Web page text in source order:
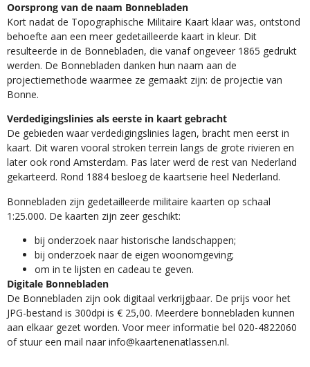
Oorsprong van de naam Bonnebladen
Kort nadat de Topographische Militaire Kaart klaar was, ontstond
behoefte aan een meer gedetailleerde kaart in kleur. Dit
resulteerde in de Bonnebladen, die vanaf ongeveer 1865 gedrukt
werden. De Bonnebladen danken hun naam aan de
projectiemethode waarmee ze gemaakt zijn: de projectie van
Bonne.
Verdedigingslinies als eerste in kaart gebracht
De gebieden waar verdedigingslinies lagen, bracht men eerst in
kaart. Dit waren vooral stroken terrein langs de grote rivieren en
later ook rond Amsterdam. Pas later werd de rest van Nederland
gekarteerd. Rond 1884 besloeg de kaartserie heel Nederland.
Bonnebladen zijn gedetailleerde militaire kaarten op schaal
1:25.000. De kaarten zijn zeer geschikt:​
​bij onderzoek naar historische landschappen;
bij onderzoek naar de eigen woonomgeving;
om in te lijsten en cadeau te geven.
Digitale Bonnebladen
De Bonnebladen zijn ook digitaal verkrijgbaar. De prijs voor het
JPG-bestand is 300dpi is € 25,00. Meerdere bonnebladen kunnen
aan elkaar gezet worden. Voor meer informatie bel 020-4822060
of stuur een mail naar info@kaartenenatlassen.nl.